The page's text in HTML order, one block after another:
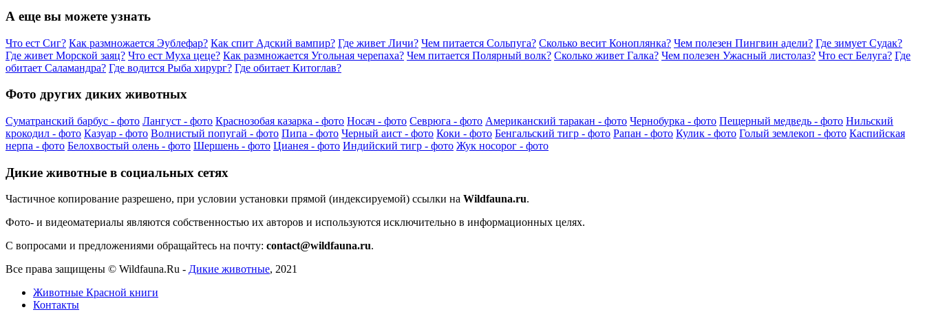
А еще вы можете узнать
Что ест Сиг? Как размножается Эублефар? Как спит Адский вампир? Где живет Личи? Чем питается Сольпуга? Сколько весит Коноплянка? Чем полезен Пингвин адели? Где зимует Судак?
Где живет Морской заяц? Что ест Муха цеце? Как размножается Угольная черепаха? Чем питается Полярный волк? Сколько живет Галка? Чем полезен Ужасный листолаз? Что ест Белуга? Где
обитает Саламандра? Где водится Рыба хирург? Где обитает Китоглав?
Фото других диких животных
Суматранский барбус - фото Лангуст - фото Краснозобая казарка - фото Носач - фото Севрюга - фото Американский таракан - фото Чернобурка - фото Пещерный медведь - фото Нильский
крокодил - фото Казуар - фото Волнистый попугай - фото Пипа - фото Черный аист - фото Коки - фото Бенгальский тигр - фото Рапан - фото Кулик - фото Голый землекоп - фото Каспийская
нерпа - фото Белохвостый олень - фото Шершень - фото Цианея - фото Индийский тигр - фото Жук носорог - фото
Дикие животные в социальных сетях
Частичное копирование разрешено, при условии установки прямой (индексируемой) ссылки на Wildfauna.ru.
Фото- и видеоматериалы являются собственностью их авторов и используются исключительно в информационных целях.
С вопросами и предложениями обращайтесь на почту: contact@wildfauna.ru.
Все права защищены © Wildfauna.Ru - Дикие животные, 2021
Животные Красной книги
Контакты